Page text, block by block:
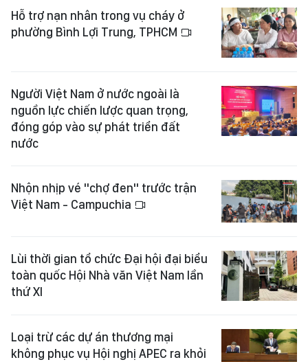
Hỗ trợ nạn nhân trong vụ cháy ở
phường Bình Lợi Trung, TPHCM
Người Việt Nam ở nước ngoài là
nguồn lực chiến lược quan trọng,
đóng góp vào sự phát triển đất
nước
Nhộn nhịp vé "chợ đen" trước trận
Việt Nam - Campuchia
Lùi thời gian tổ chức Đại hội đại biểu
toàn quốc Hội Nhà văn Việt Nam lần
thứ XI
Loại trừ các dự án thương mại
không phục vụ Hội nghị APEC ra khỏi